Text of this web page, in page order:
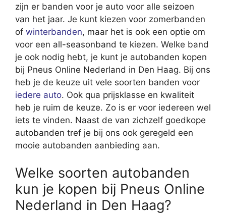
zijn er banden voor je auto voor alle seizoen
van het jaar. Je kunt kiezen voor zomerbanden
of winterbanden, maar het is ook een optie om
voor een all-seasonband te kiezen. Welke band
je ook nodig hebt, je kunt je autobanden kopen
bij Pneus Online Nederland in Den Haag. Bij ons
heb je de keuze uit vele soorten banden voor
iedere auto. Ook qua prijsklasse en kwaliteit
heb je ruim de keuze. Zo is er voor iedereen wel
iets te vinden. Naast de van zichzelf goedkope
autobanden tref je bij ons ook geregeld een
mooie autobanden aanbieding aan.
Welke soorten autobanden
kun je kopen bij Pneus Online
Nederland in Den Haag?